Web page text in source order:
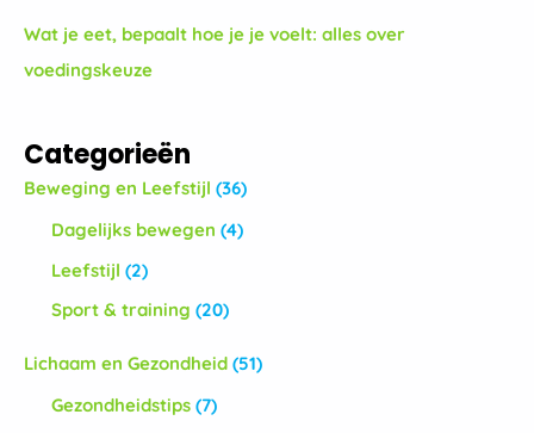
Wat je eet, bepaalt hoe je je voelt: alles over
voedingskeuze
Categorieën
Beweging en Leefstijl (36)
Dagelijks bewegen (4)
Leefstijl (2)
Sport & training (20)
Lichaam en Gezondheid (51)
Gezondheidstips(7)